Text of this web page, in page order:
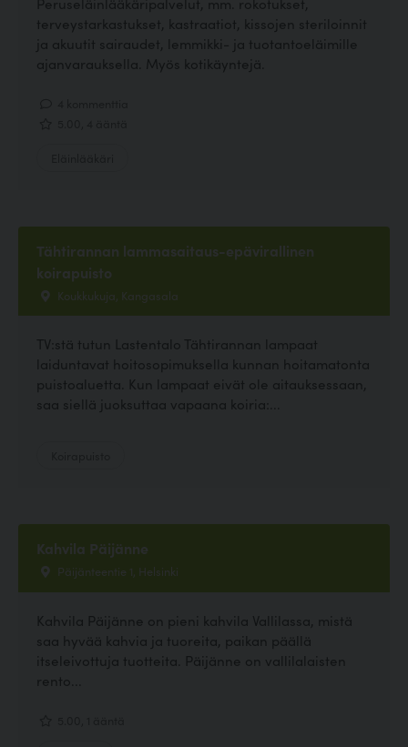
terveystarkastukset, kastraatiot, kissojen steriloinnit
ja akuutit sairaudet, lemmikki- ja tuotantoeläimille
ajanvarauksella. Myös kotikäyntejä.
Tähtirannan lammasaitaus-epävirallinen
koirapuisto
Koukkukuja, Kangasala
TV:stä tutun Lastentalo Tähtirannan lampaat
laiduntavat hoitosopimuksella kunnan hoitamatonta
puistoaluetta. Kun lampaat eivät ole aitauksessaan,
saa siellä juoksuttaa vapaana koiria:...
Kahvila Päijänne
Päijänteentie 1, Helsinki
Kahvila Päijänne on pieni kahvila Vallilassa, mistä
saa hyvää kahvia ja tuoreita, paikan päällä
itseleivottuja tuotteita. Päijänne on vallilalaisten
rento...